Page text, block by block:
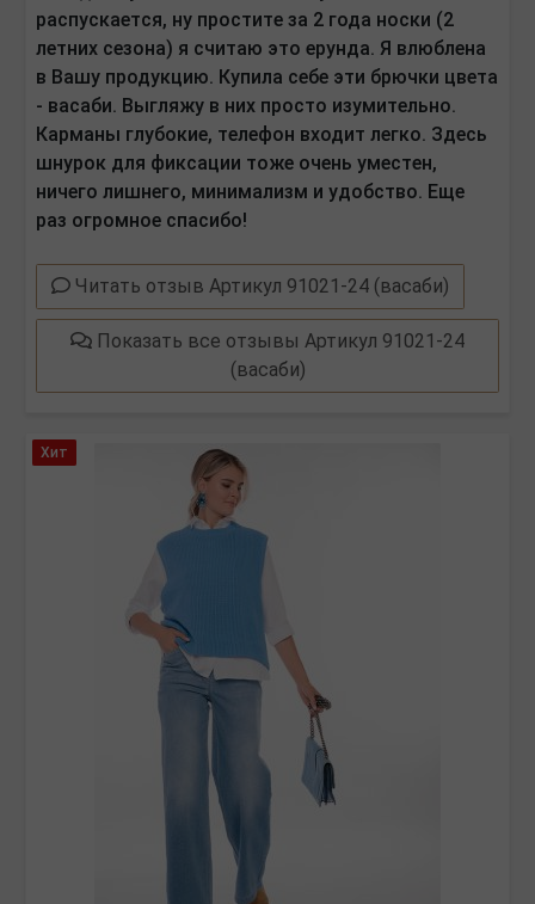
распускается, ну простите за 2 года носки (2
летних сезона) я считаю это ерунда. Я влюблена
в Вашу продукцию. Купила себе эти брючки цвета
- васаби. Выгляжу в них просто изумительно.
Карманы глубокие, телефон входит легко. Здесь
шнурок для фиксации тоже очень уместен,
ничего лишнего, минимализм и удобство. Еще
раз огромное спасибо!
Читать отзыв Артикул 91021-24 (васаби)
Показать все отзывы Артикул 91021-24
(васаби)
Хит